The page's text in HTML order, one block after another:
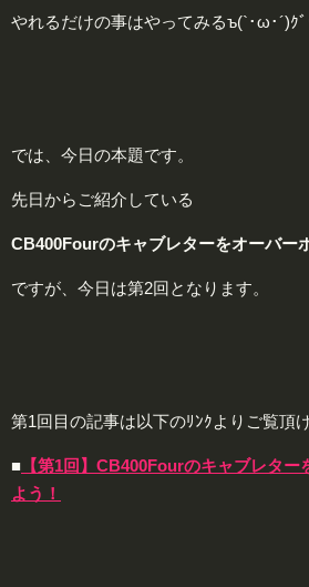
やれるだけの事はやってみるъ(`･ω･´)ｸ
では、今日の本題です。
先日からご紹介している
CB400Fourのキャブレターをオーバー
ですが、今日は第2回となります。
第1回目の記事は以下のﾘﾝｸよりご覧頂け
■ 【第1回】CB400Fourのキャブレタ
よう！